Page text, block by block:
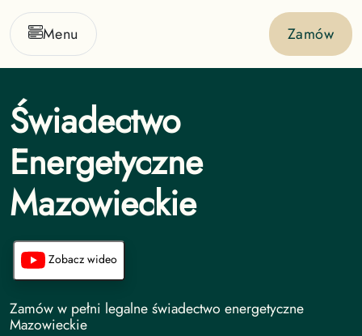
Menu Zamów
Świadectwo
Energetyczne
Mazowieckie
Zobacz wideo
Świadectwo Energetyczne undefined
Zamów w pełni legalne świadectwo energetyczne
Mazowieckie